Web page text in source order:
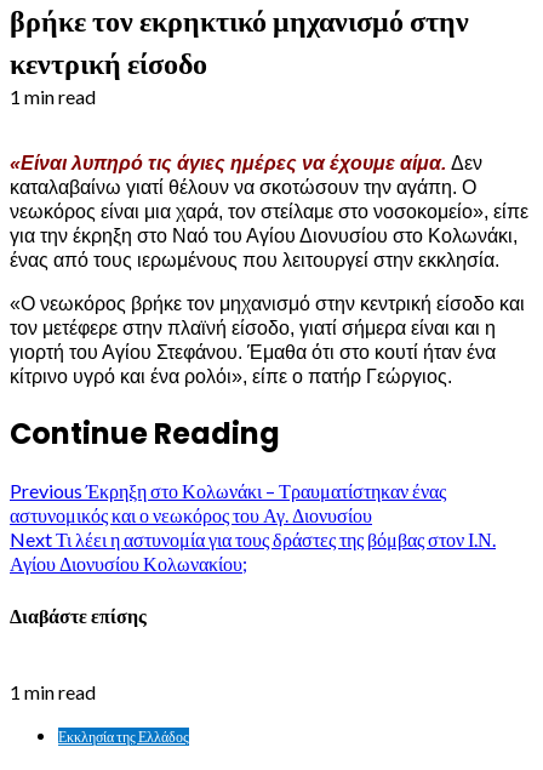
βρήκε τον εκρηκτικό μηχανισμό στην
κεντρική είσοδο
1 min read
«Είναι λυπηρό τις άγιες ημέρες να έχουμε αίμα. Δεν
καταλαβαίνω γιατί θέλουν να σκοτώσουν την αγάπη. Ο
νεωκόρος είναι μια χαρά, τον στείλαμε στο νοσοκομείο», είπε
για την έκρηξη στο Ναό του Αγίου Διονυσίου στο Κολωνάκι,
ένας από τους ιερωμένους που λειτουργεί στην εκκλησία.
«Ο νεωκόρος βρήκε τον μηχανισμό στην κεντρική είσοδο και
τον μετέφερε στην πλαϊνή είσοδο, γιατί σήμερα είναι και η
γιορτή του Αγίου Στεφάνου. Έμαθα ότι στο κουτί ήταν ένα
κίτρινο υγρό και ένα ρολόι», είπε ο πατήρ Γεώργιος.
Continue Reading
PreviousΈκρηξη στο Κολωνάκι – Τραυματίστηκαν ένας
αστυνομικός και ο νεωκόρος του Αγ. Διονυσίου
NextΤι λέει η αστυνομία για τους δράστες της βόμβας στον Ι.Ν.
Αγίου Διονυσίου Κολωνακίου;
Διαβάστε επίσης
1 min read
Εκκλησία της Ελλάδος